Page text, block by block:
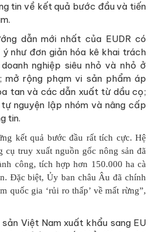
tin về kết quả bước đầu và tiến
dẫn mới nhất của EUDR có
như đơn giản hóa kê khai trách
nghiệp siêu nhỏ và nhỏ ở
mở rộng phạm vi sản phẩm áp
tan và các dẫn xuất từ dầu cọ;
nguyện lập nhóm và nâng cấp
tin.
kết quả bước đầu rất tích cực. Hệ
cụ truy xuất nguồn gốc nông sản đã
công, tích hợp hơn 150.000 ha cà
Đặc biệt, Ủy ban châu Âu đã chính
quốc gia ‘rủi ro thấp’ về mất rừng”,
sản Việt Nam xuất khẩu sang EU